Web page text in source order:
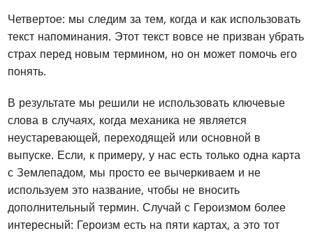
Четвертое: мы следим за тем, когда и как использовать
текст напоминания. Этот текст вовсе не призван убрать
страх перед новым термином, но он может помочь его
понять.
В результате мы решили не использовать ключевые
слова в случаях, когда механика не является
неустаревающей, переходящей или основной в
выпуске. Если, к примеру, у нас есть только одна карта
с Землепадом, мы просто ее вычеркиваем и не
используем это название, чтобы не вносить
дополнительный термин. Случай с Героизмом более
интересный: Героизм есть на пяти картах, а это тот